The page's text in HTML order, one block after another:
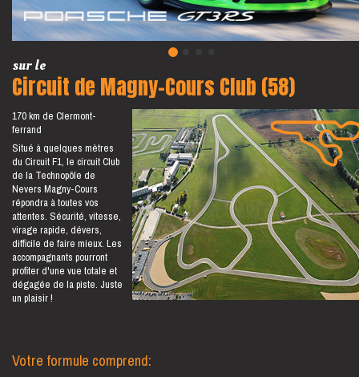
sur le
Circuit de Magny-Cours Club (58)
170 km de Clermont-
ferrand
Situé à quelques mètres
du Circuit F1, le circuit Club
de la Technopôle de
Nevers Magny-Cours
répondra à toutes vos
attentes. Sécurité, vitesse,
virage rapide, dévers,
difficile de faire mieux. Les
accompagnants pourront
profiter d'une vue totale et
dégagée de la piste. Juste
un plaisir !
Votre formule comprend: